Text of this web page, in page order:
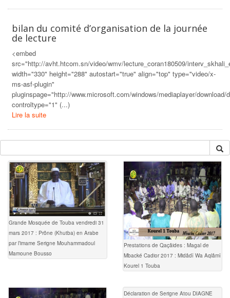
bilan du comité d’organisation de la journée
de lecture
<embed
src="http://avht.htcom.sn/video/wmv/lecture_coran180509/
width="330" height="288" autostart="true" align="top" type="video/x-
ms-asf-plugin"
pluginspage="http://www.microsoft.com/windows/mediaplayer/download/
controltype="1" (...)
Lire la suite
Grande Mosquée de Touba vendredi 31
mars 2017 : Prône (Khutba) en Arabe
par l’imame Serigne Mouhammadoul
Mamoune Bousso
Prestations de Qaçâides : Magal de
Mbacké Cadior 2017 : Midâdî Wa Aqlâmî
Kourel 1 Touba
Déclaration de Serigne Atou DIAGNE